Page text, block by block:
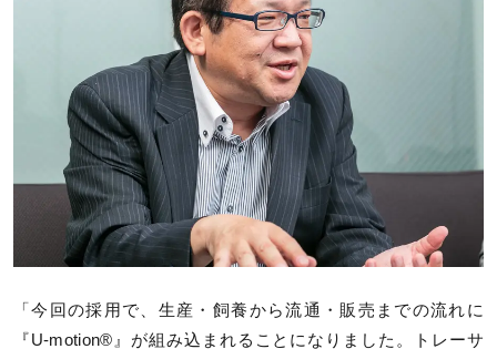
「今回の採用で、生産・飼養から流通・販売までの流れに
『U-motion®』が組み込まれることになりました。トレーサ